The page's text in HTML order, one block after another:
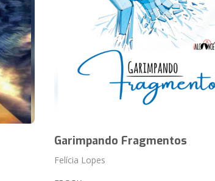
Garimpando Fragmentos
Felícia Lopes